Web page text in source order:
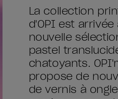
La collection
d'OPI est
nouvelle
pastel
chatoyants.
propose de
de vernis à